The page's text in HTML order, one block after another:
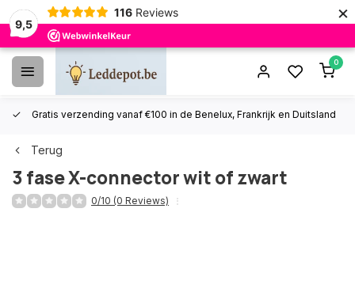
9,5
116 Reviews ×
0
Gratis verzending vanaf €100 in de Benelux, Frankrijk en Duitsland
Terug
3 fase X-connector wit of zwart
0/10 (0 Reviews)